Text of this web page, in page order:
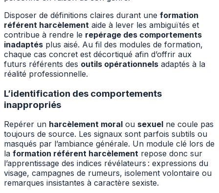
Disposer de définitions claires durant une formation
référent harcèlement aide à lever les ambiguïtés et
contribue à rendre le repérage des comportements
inadaptés plus aisé. Au fil des modules de formation,
chaque cas concret est décortiqué afin d’offrir aux
futurs référents des outils opérationnels adaptés à la
réalité professionnelle.
L’identification des comportements
inappropriés
Repérer un harcèlement moral ou sexuel ne coule pas
toujours de source. Les signaux sont parfois subtils ou
masqués par l’ambiance générale. Un module clé lors de
la formation référent harcèlement repose donc sur
l’apprentissage des indices révélateurs : expressions du
visage, campagnes de rumeurs, isolement volontaire ou
remarques insistantes à caractère sexiste.